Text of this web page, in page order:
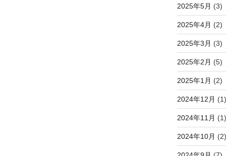
2025年5月 (3)
2025年4月 (2)
2025年3月 (3)
2025年2月 (5)
2025年1月 (2)
2024年12月 (1)
2024年11月 (1)
2024年10月 (2)